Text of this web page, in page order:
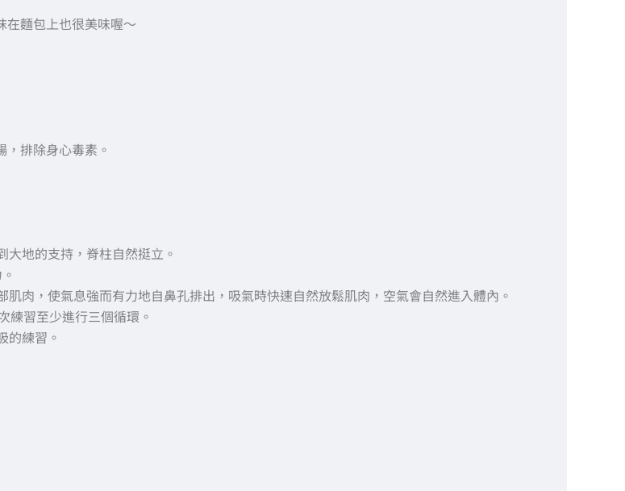
在麵包上也很美味喔～
排除身心毒素。
地的支持，脊柱自然挺立。
肉，使氣息強而有力地自鼻孔排出，吸氣時快速自然放鬆肌肉，空氣會自然進入體內。
練習至少進行三個循環。
的練習。